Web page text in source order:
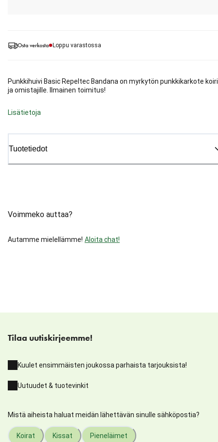
Osta verkosta Loppu varastossa
Punkkihuivi Basic Repeltec Bandana on myrkytön punkkikarkote
ja omistajille. Ilmainen toimitus!
Lisätietoja
Tuotetiedot
Voimmeko auttaa?
Autamme mielellämme! Aloita chat!
Tilaa uutiskirjeemme!
Kuulet ensimmäisten joukossa parhaista tarjouksista!
Uutuudet & tuotevinkit
Mistä aiheista haluat meidän lähettävän sinulle sähköpostia?
Koirat Kissat Pieneläimet